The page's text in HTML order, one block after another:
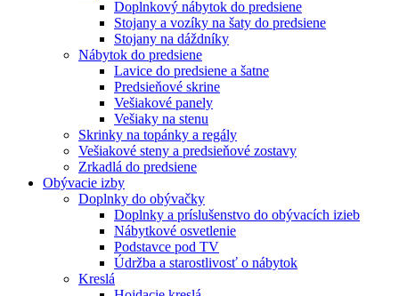
Doplnkový nábytok do predsiene
Stojany a vozíky na šaty do predsiene
Stojany na dáždníky
Nábytok do predsiene
Lavice do predsiene a šatne
Predsieňové skrine
Vešiakové panely
Vešiaky na stenu
Skrinky na topánky a regály
Vešiakové steny a predsieňové zostavy
Zrkadlá do predsiene
Obývacie izby
Doplnky do obývačky
Doplnky a príslušenstvo do obývacích izieb
Nábytkové osvetlenie
Podstavce pod TV
Údržba a starostlivosť o nábytok
Kreslá